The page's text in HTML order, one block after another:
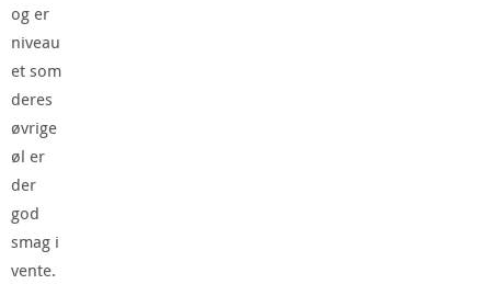
og er
niveau
et som
deres
øvrige
øl er
der
god
smag i
vente.